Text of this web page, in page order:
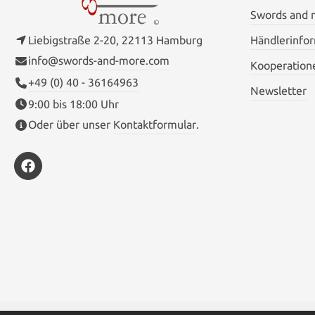
hat. Komplett in weiß mit einem
markanten roten Kreuz auf der Brust,
machte diese Gewandung einen auf dem
Templermantel wird aus Wolle (85%
Mindestgehalt) in Handarbeit hergestellt
und mit einem handgesponnenen 100%
Leinenfutter im kompletten
Natur Länge 147cm Länge der Kapuze
Liebigstraße 2-20, 22113 Hamburg
info@swords-and-more.com
+49 (0) 40 - 36164963
9:00 bis 18:00 Uhr
Oder über unser Kontaktformular.
Swords and
Newsletter